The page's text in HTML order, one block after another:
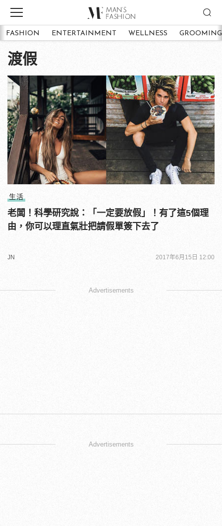
FASHION ENTERTAINMENT WELLNESS GROOMING
渡假
生活
老闆！科學研究說：「一定要放假」！有了這5個理
由，你可以理直氣壯把請假單簽下去了
JN 2017年6月15日 12:00
Advertisements
Advertisements